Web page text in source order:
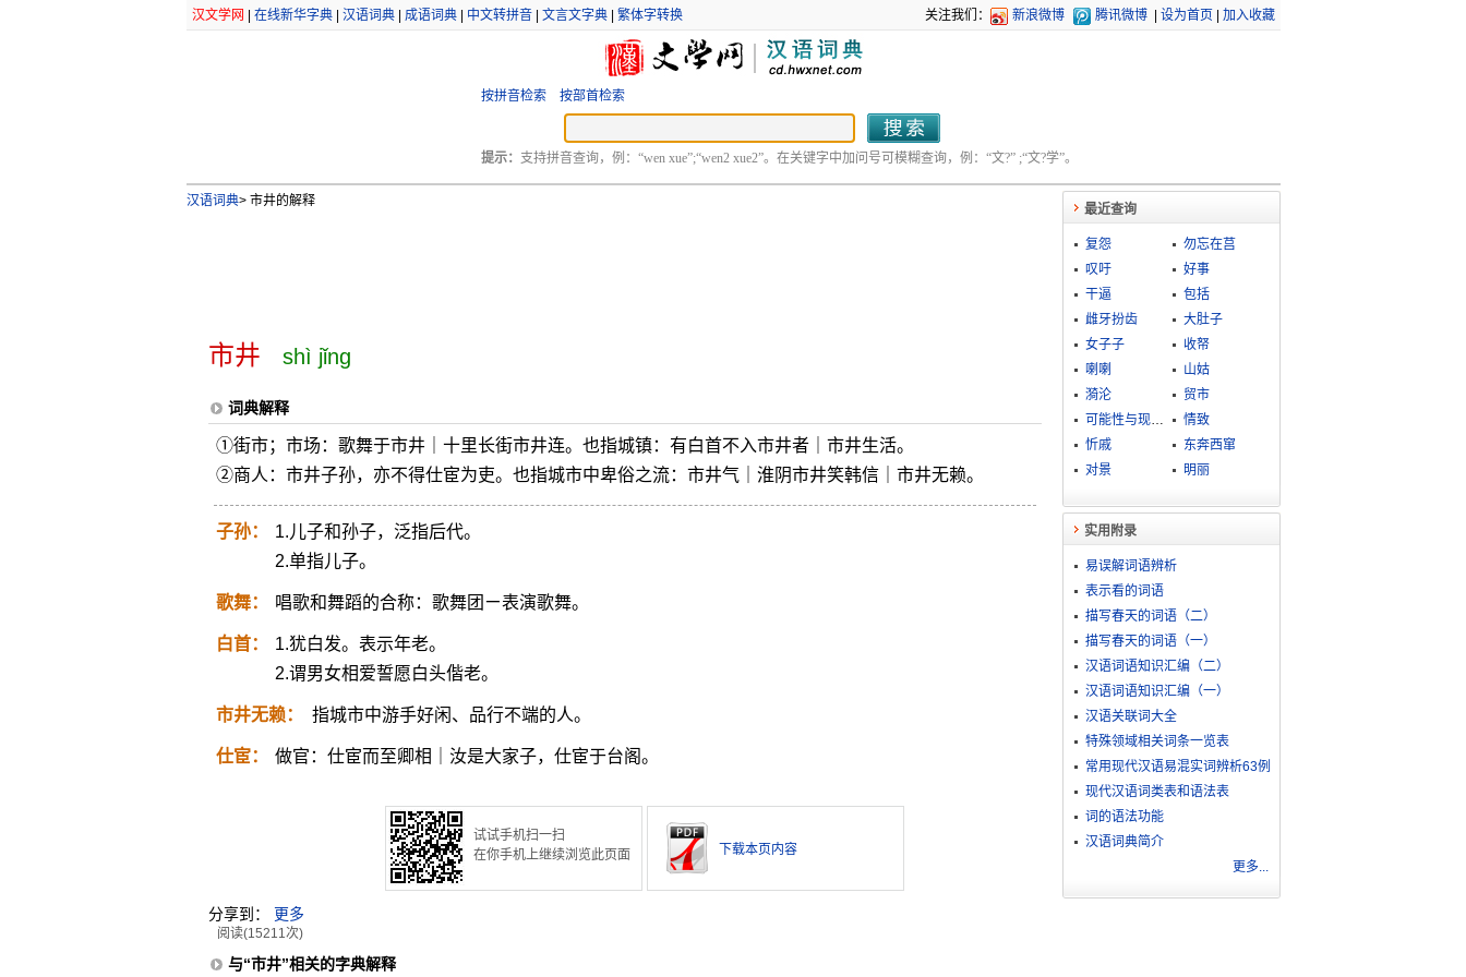
汉文学网 在线新华字典| 汉语词典| 成语词典| 中文转拼音| 文言文字典| 繁体字转换 关注我们： 新浪微博 腾讯微博 设为首页 加入收藏
按拼音检索 按部首检索
提示： 支持拼音查询，例：“wen xue”;“wen2 xue2”。在关键字中加问号可模糊查询，例：“文?” ;“文?学”。
汉语词典>市井的解释
市井 shì jǐng
词典解释
①街市；市场：歌舞于市井｜十里长街市井连。也指城镇：有白首不入市井者｜市井生活。
②商人：市井子孙，亦不得仕宦为吏。也指城市中卑俗之流：市井气｜淮阴市井笑韩信｜市井无赖。
子孙：
1.儿子和孙子，泛指后代。
2.单指儿子。
歌舞： 唱歌和舞蹈的合称：歌舞团ㄧ表演歌舞。
白首：
1.犹白发。表示年老。
2.谓男女相爱誓愿白头偕老。
市井无赖： 指城市中游手好闲、品行不端的人。
仕宦： 做官：仕宦而至卿相｜汝是大家子，仕宦于台阁。
试试手机扫一扫
在你手机上继续浏览此页面
下载本页内容
分享到： 更多
阅读(15211次)
与“市井”相关的字典解释
最近查询
复怨
勿忘在莒
叹吁
好事
干逼
包括
雌牙扮齿
大肚子
女子子
收帑
喇喇
山姑
漪沦
贸市
可能性与现实性
情致
忻戚
东奔西窜
对景
明丽
实用附录
易误解词语辨析
表示看的词语
描写春天的词语（二）
描写春天的词语（一）
汉语词语知识汇编（二）
汉语词语知识汇编（一）
汉语关联词大全
特殊领域相关词条一览表
常用现代汉语易混实词辨析63例
现代汉语词类表和语法表
词的语法功能
汉语词典简介
更多...